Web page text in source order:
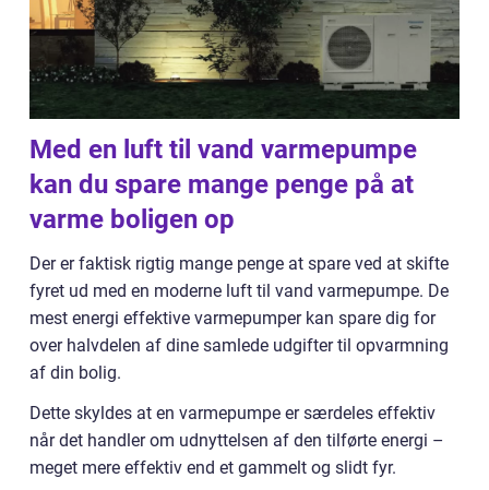
Med en luft til vand varmepumpe
kan du spare mange penge på at
varme boligen op
Der er faktisk rigtig mange penge at spare ved at skifte
fyret ud med en moderne luft til vand varmepumpe. De
mest energi effektive varmepumper kan spare dig for
over halvdelen af dine samlede udgifter til opvarmning
af din bolig.
Dette skyldes at en varmepumpe er særdeles effektiv
når det handler om udnyttelsen af den tilførte energi –
meget mere effektiv end et gammelt og slidt fyr.